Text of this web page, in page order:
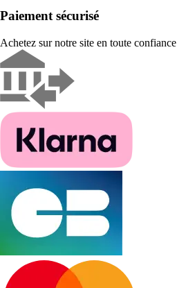
Paiement sécurisé
Achetez sur notre site en toute confiance